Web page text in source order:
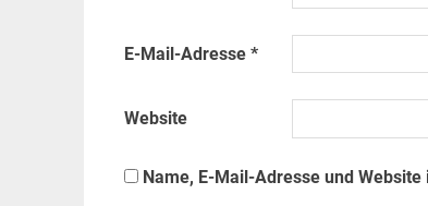
E-Mail-Adresse *
Website
Name, E-Mail-Adresse und